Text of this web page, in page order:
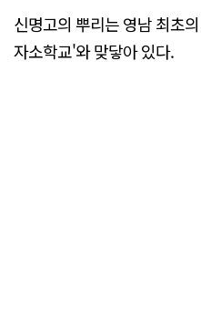
신명고의 뿌리는 영남 최초
자소학교'와 맞닿아 있다.